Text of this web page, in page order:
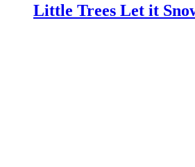
Little Trees Let it